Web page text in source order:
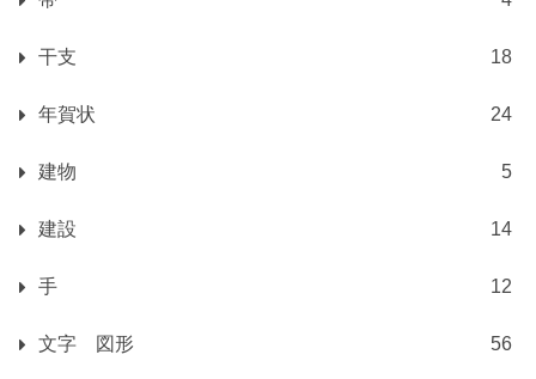
干支 18
年賀状 24
建物 5
建設 14
手 12
文字 図形 56